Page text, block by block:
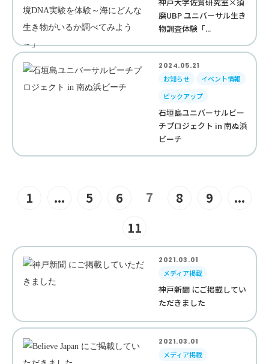
磨UBP ユニバーサル生き
物調査体験「...
2024.05.21
お知らせ
イベント情報
ピックアップ
石垣島ユニバーサルビー
チプロジェクト in 南ぬ浜
ビーチ
1 ... 5 6 7 8 9
...
11
2021.03.01
メディア掲載
神戸新聞 にご掲載してい
ただきました
2021.03.01
メディア掲載